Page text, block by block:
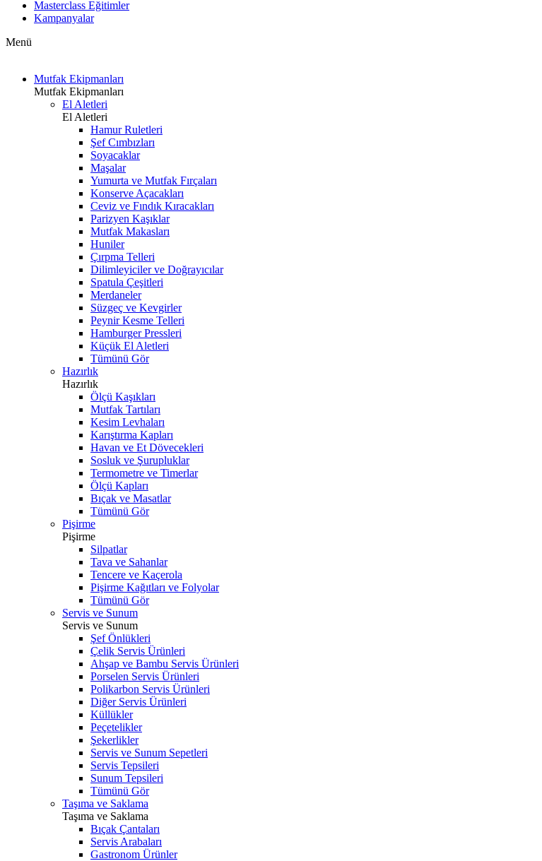
Masterclass Eğitimler
Kampanyalar
Menü
Mutfak Ekipmanları
Mutfak Ekipmanları
El Aletleri
El Aletleri
Hamur Ruletleri
Şef Cımbızları
Soyacaklar
Maşalar
Yumurta ve Mutfak Fırçaları
Konserve Açacakları
Ceviz ve Fındık Kıracakları
Parizyen Kaşıklar
Mutfak Makasları
Huniler
Çırpma Telleri
Dilimleyiciler ve Doğrayıcılar
Spatula Çeşitleri
Merdaneler
Süzgeç ve Kevgirler
Peynir Kesme Telleri
Hamburger Pressleri
Küçük El Aletleri
Tümünü Gör
Hazırlık
Hazırlık
Ölçü Kaşıkları
Mutfak Tartıları
Kesim Levhaları
Karıştırma Kapları
Havan ve Et Dövecekleri
Sosluk ve Şurupluklar
Termometre ve Timerlar
Ölçü Kapları
Bıçak ve Masatlar
Tümünü Gör
Pişirme
Pişirme
Silpatlar
Tava ve Sahanlar
Tencere ve Kaçerola
Pişirme Kağıtları ve Folyolar
Tümünü Gör
Servis ve Sunum
Servis ve Sunum
Şef Önlükleri
Çelik Servis Ürünleri
Ahşap ve Bambu Servis Ürünleri
Porselen Servis Ürünleri
Polikarbon Servis Ürünleri
Diğer Servis Ürünleri
Küllükler
Peçetelikler
Şekerlikler
Servis ve Sunum Sepetleri
Servis Tepsileri
Sunum Tepsileri
Tümünü Gör
Taşıma ve Saklama
Taşıma ve Saklama
Bıçak Çantaları
Servis Arabaları
Gastronom Ürünler